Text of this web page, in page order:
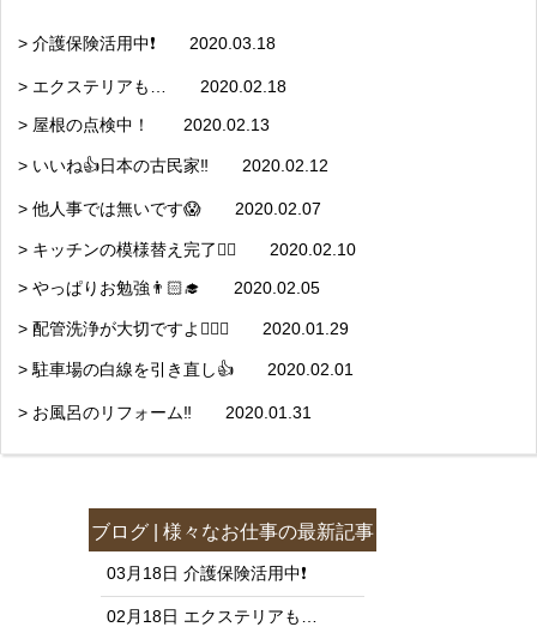
> 介護保険活用中❗️ 2020.03.18
> エクステリアも… 2020.02.18
> 屋根の点検中！ 2020.02.13
> いいね👍日本の古民家‼️ 2020.02.12
> 他人事では無いです😱 2020.02.07
> キッチンの模様替え完了👍🏼 2020.02.10
> やっぱりお勉強👨🏻‍🎓 2020.02.05
> 配管洗浄が大切ですよ👷🏻‍♂️ 2020.01.29
> 駐車場の白線を引き直し👍 2020.02.01
> お風呂のリフォーム‼️ 2020.01.31
ブログ 様々なお仕事の最新記事
03月18日 介護保険活用中❗️
02月18日 エクステリアも…